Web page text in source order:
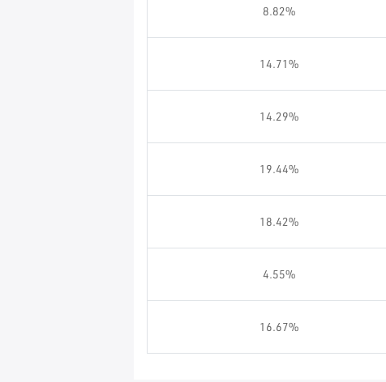
8.82%
14.71%
19.44%
14.29%
16.67%
18.42%
4.55%